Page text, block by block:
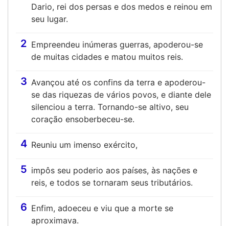
Dario, rei dos persas e dos medos e reinou em
seu lugar.
2 Empreendeu inúmeras guerras, apoderou-se
de muitas cidades e matou muitos reis.
3 Avançou até os confins da terra e apoderou-
se das riquezas de vários povos, e diante dele
silenciou a terra. Tornando-se altivo, seu
coração ensoberbeceu-se.
4 Reuniu um imenso exército,
5 impôs seu poderio aos países, às nações e
reis, e todos se tornaram seus tributários.
6 Enfim, adoeceu e viu que a morte se
aproximava.